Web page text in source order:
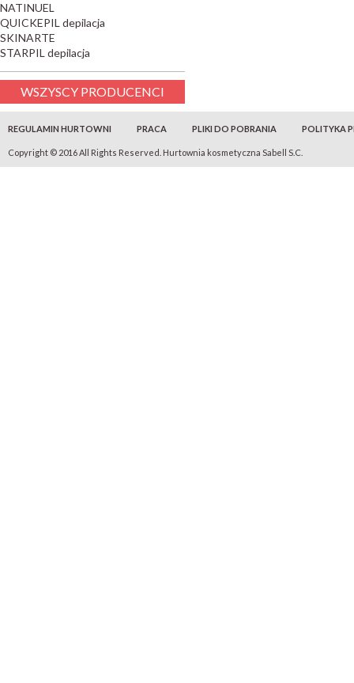
NATINUEL
QUICKEPIL depilacja
SKINARTE
STARPIL depilacja
WSZYSCY PRODUCENCI
REGULAMIN HURTOWNI PRACA PLIKI DO POBRANIA POLITYKA
Copyright © 2016 All Rights Reserved. Hurtownia kosmetyczna Sabell S.C.